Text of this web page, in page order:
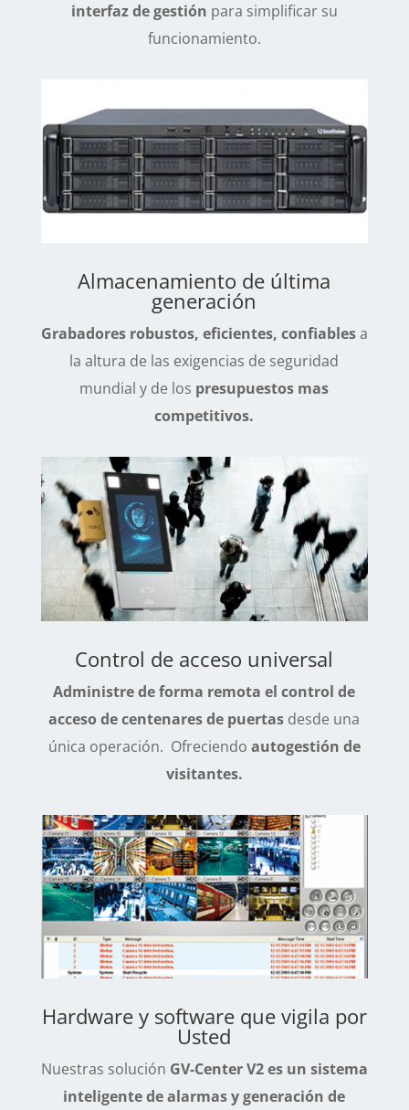
interfaz de gestión para simplificar su
funcionamiento.
Almacenamiento de última
generación
Grabadores robustos, eficientes, confiablesa
la altura de las exigencias de seguridad
mundial y de los presupuestos mas
competitivos.
Control de acceso universal
Administre de forma remota el control de
acceso de centenares de puertas desde una
única operación. Ofreciendo autogestión de
visitantes.
Hardware y software que vigila por
Usted
Nuestras solución GV-Center V2 es un sistema
inteligente de alarmas y generación de